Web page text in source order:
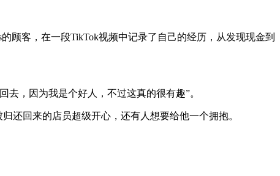
顾客，在一段TikTok视频中记录了自己的经历，从发现现金到
去，因为我是个好人，不过这真的很有趣”。
还回来的店员超级开心，还有人想要给他一个拥抱。